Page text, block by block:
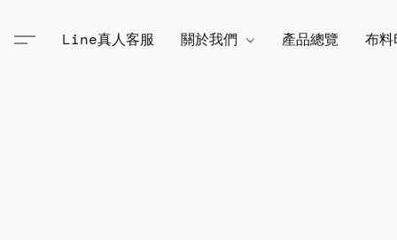
Line真人客服 關於我們 產品總覽 布